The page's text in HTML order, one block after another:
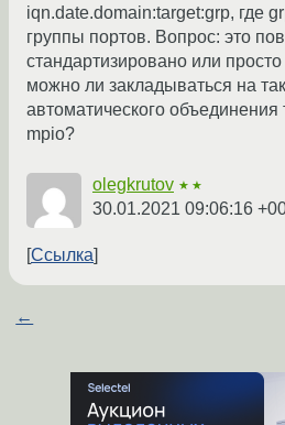
iqn.date.domain:target:grp, где
группы портов. Вопрос: это
стандартизировано или
можно ли закладываться на
автоматического объединения
mpio?
olegkrutov ★★
30.01.2021 09:06:16
Ссылка
←